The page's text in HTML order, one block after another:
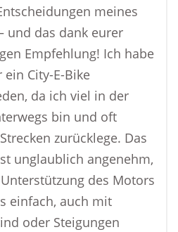
meines
und das dank eurer
Empfehlung! Ich habe
City-E-Bike
da ich viel in der
bin und oft
zurücklege. Das
unglaublich angenehm,
des Motors
einfach, auch mit
oder Steigungen